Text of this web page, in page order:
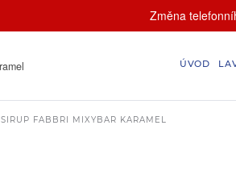
Změna
ÚVOD
SIRUP FABBRI MIXYBAR KARAMEL